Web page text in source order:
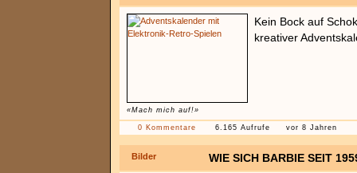
«Mach mich auf!»
Kein Bock auf
kreativer
0 Kommentare 6.165 Aufrufe vor 8 Jahren
Bilder WIE SICH BARBIE SEIT